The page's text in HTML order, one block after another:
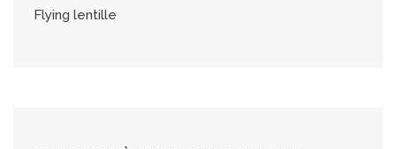
Flying lentille